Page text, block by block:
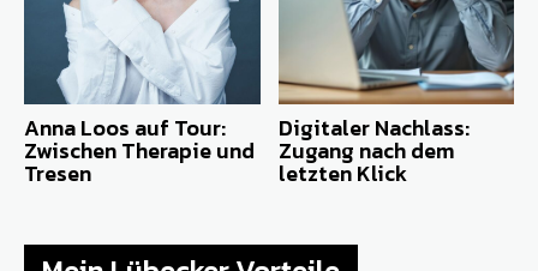
Anna Loos auf Tour:
Zwischen Therapie und
Tresen
Digitaler Nachlass:
Zugang nach dem
letzten Klick